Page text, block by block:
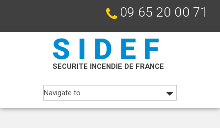
09 65 20 00 71
SIDEF
SECURITE INCENDIE DE FRANCE